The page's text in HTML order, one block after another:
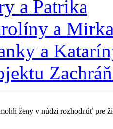
a Patrika
a Mirka
a